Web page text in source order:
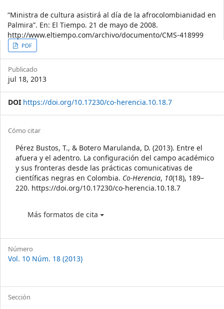
“Ministra de cultura asistirá al día de la afrocolombianidad en
Palmira”. En: El Tiempo. 21 de mayo de 2008.
http://www.eltiempo.com/archivo/documento/CMS-418999
Article
Sidebar
PDF
Publicado
jul 18, 2013
DOI https://doi.org/10.17230/co-herencia.10.18.7
Article
Details
Cómo citar
Pérez Bustos, T., & Botero Marulanda, D. (2013). Entre el
afuera y el adentro. La configuración del campo académico
y sus fronteras desde las prácticas comunicativas de
científicas negras en Colombia. Co-Herencia, 10(18), 189–
220. https://doi.org/10.17230/co-herencia.10.18.7
Más formatos de cita
Número
Vol. 10 Núm. 18 (2013)
Sección